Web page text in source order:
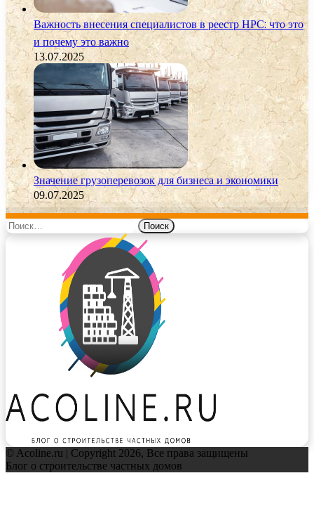
Важность внесения специалистов в реестр НРС: что это
и почему это важно
13.07.2025
Значение грузоперевозок для бизнеса и экономики
09.07.2025
Найти:
© Acoline.ru | Copyright 2026, Все права защищены
Блог о строительстве частных домов